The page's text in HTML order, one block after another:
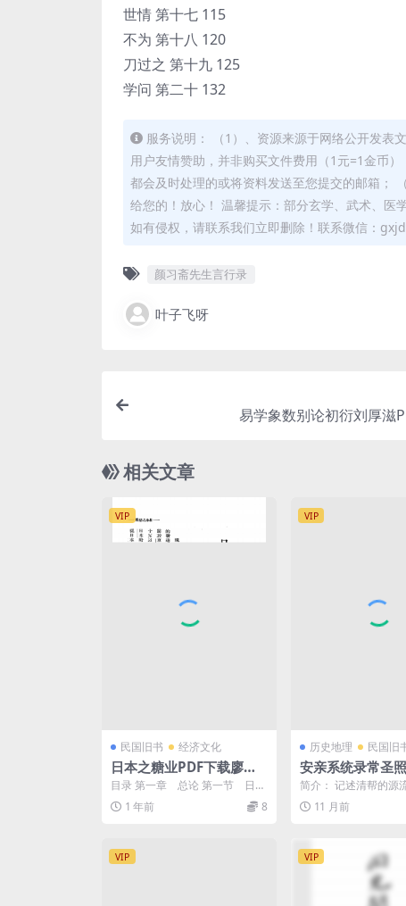
世情 第十七 115
不为 第十八 120
刀过之 第十九 125
学问 第二十 132
服务说明： （1）、资源来源于网络公开发表
用户友情赞助，并非购买文件费用（1元=1金币
都会及时处理的或将资料发送至您提交的邮箱；
给您的！放心！ 温馨提示：部分玄学、武术、医
如有侵权，请联系我们立即删除！联系微信：
颜习斋先生言行录
叶子飞呀
易学象数别论初衍刘厚滋
相关文章
VIP
民国旧书 经济文化
日本之糖业PDF下载廖文
毅著，日本糖业史料
目录 第一章 总论 第一节 日本
自给自足的政策 第二节 政府
的...1 年前 8
VIP
历史地理 民国旧
安亲系统录常圣
载,民国青帮研究
简介： 记述清帮的源
现状。包括天庾正、供
子帮数，分帮记录，各
11 月前
VIP VIP